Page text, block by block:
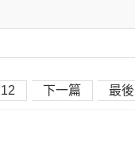
12 下一篇 最後